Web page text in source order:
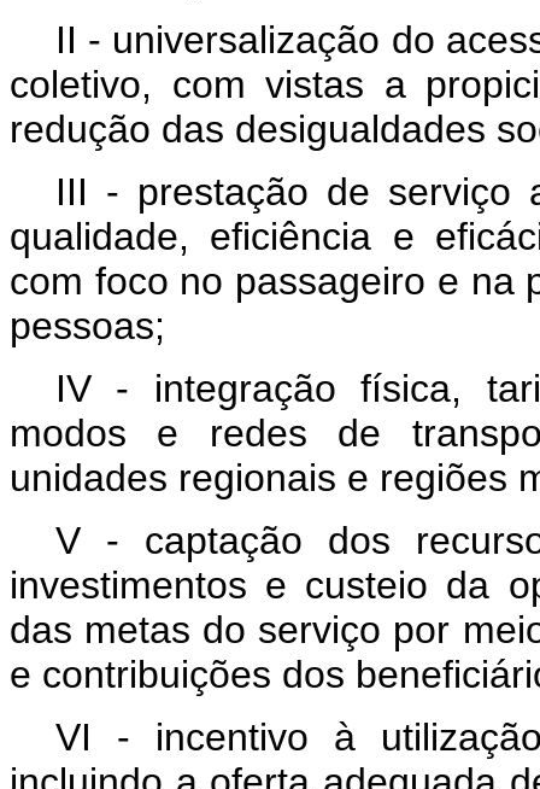
II - universalização do
coletivo, com vistas a
redução das desigualdades
III - prestação de serviço
qualidade, eficiência e
com foco no passageiro e na
pessoas;
IV - integração física,
modos e redes de
unidades regionais e regiões
V - captação dos
investimentos e custeio da
das metas do serviço por
e contribuições dos
VI - incentivo à